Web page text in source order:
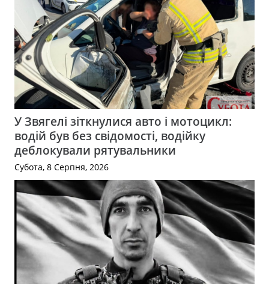
У Звягелі зіткнулися авто і мотоцикл:
водій був без свідомості, водійку
деблокували рятувальники
Субота, 8 Серпня, 2026